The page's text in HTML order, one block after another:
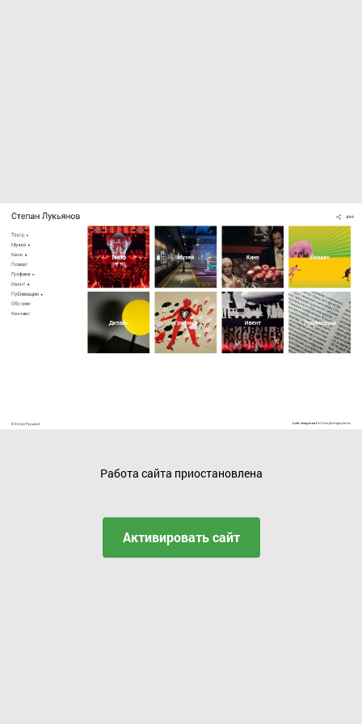
Работа сайта приостановлена
Активировать сайт